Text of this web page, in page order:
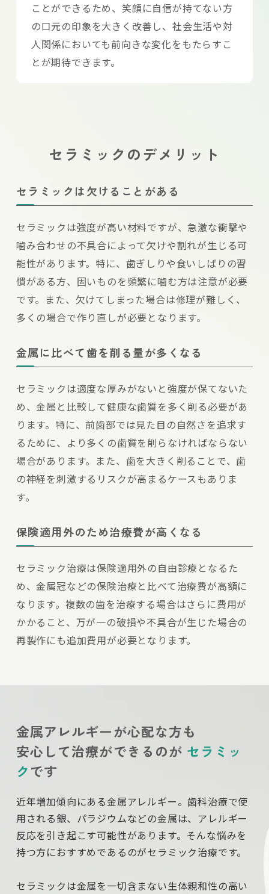
ことができるため、笑顔に自信が持てない方
の口元の印象を大きく改善し、社会生活や対
人関係においても前向きな変化をもたらすこ
とが期待できます。
セラミックのデメリット
セラミックは欠けることがある
セラミックは強度が高い材料ですが、急激な衝撃や
噛み合わせの不具合によって欠けや割れが生じる可
能性があります。特に、歯ぎしりや食いしばりの習
慣がある方、固いものを頻繁に噛む方は注意が必要
です。また、欠けてしまった場合は修理が難しく、
多くの場合で作り直しが必要となります。
金属に比べて歯を削る量が多くなる
セラミックは適度な厚みがないと強度が保てないた
め、金属と比較して健康な歯質を多く削る必要があ
ります。特に、前歯部では見た目の自然さを追求す
るために、より多くの歯質を削らなければならない
場合があります。また、歯を大きく削ることで、歯
の神経を刺激するリスクが高まるケースもありま
す。
保険適用外のため治療費が高くなる
セラミック治療は保険適用外の自由診療となるた
め、金属冠などの保険治療と比べて治療費が高額に
なります。複数の歯を治療する場合はさらに費用が
かかること、万が一の破損や不具合が生じた場合の
再製作にも追加費用が必要となります。
金属アレルギーが心配な方も
安心して治療ができるのが セラミッ
クです
近年増加傾向にある金属アレルギー。歯科治療で使
用される銀、パラジウムなどの金属は、アレルギー
反応を引き起こす可能性があります。そんな悩みを
持つ方におすすめであるのがセラミック治療です。
セラミックは金属を一切含まない生体親和性の高い